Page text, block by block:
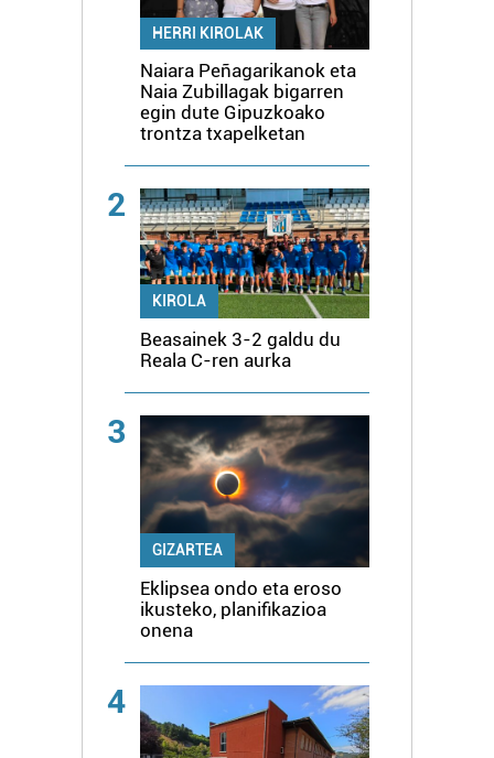
HERRI KIROLAK
Naiara Peñagarikanok eta
Naia Zubillagak bigarren
egin dute Gipuzkoako
trontza txapelketan
2
KIROLA
Beasainek 3-2 galdu du
Reala C-ren aurka
3
GIZARTEA
Eklipsea ondo eta eroso
ikusteko, planifikazioa
onena
4